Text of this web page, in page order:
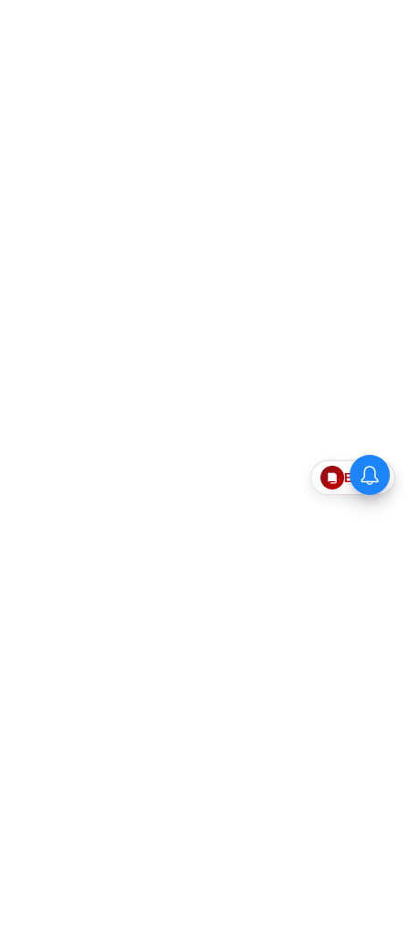
Epaper
பசுமை தமிழ்நாடு இயக்கம்:
மாநிலம் முழுவதும் 30 லட்சம்
மரக்கன்றுகள் நடும் பிரம்மாண்ட